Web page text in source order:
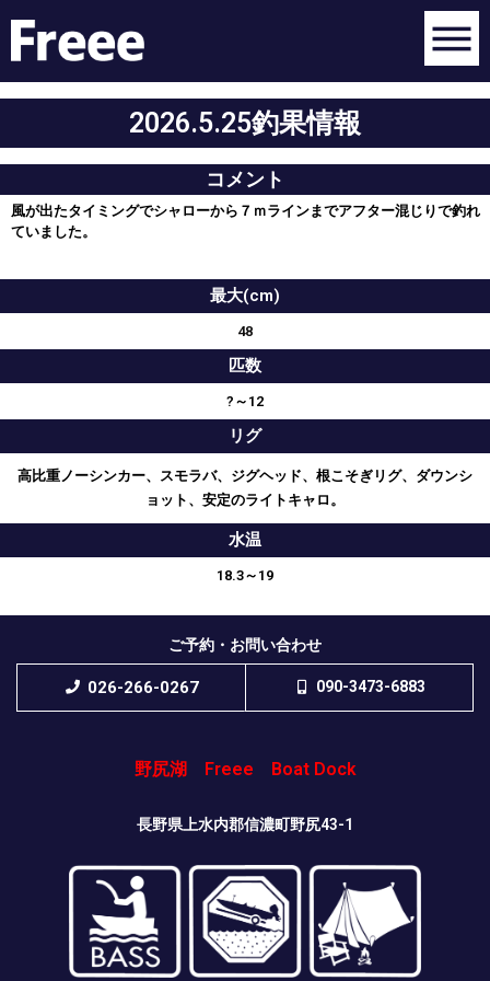
2026.5.25釣果情報
コメント
風が出たタイミングでシャローから７ｍラインまでアフター混じりで釣れ
ていました。
最大(cm)
48
匹数
?～12
リグ
高比重ノーシンカー、スモラバ、ジグヘッド、根こそぎリグ、ダウンシ
ョット、安定のライトキャロ。
水温
18.3～19
ご予約・お問い合わせ
026-266-0267 090-3473-6883
野尻湖 Freee Boat Dock
長野県上水内郡信濃町野尻43-1